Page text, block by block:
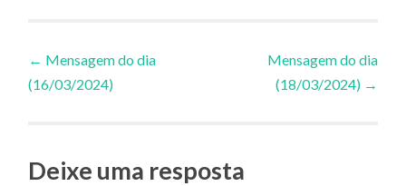
Navegação
de
Posts
← Mensagem do dia
(16/03/2024)
Mensagem do dia
(18/03/2024) →
Deixe uma resposta